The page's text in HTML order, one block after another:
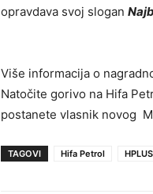
opravdava svoj slogan
Više informacija o
Natočite gorivo na Hifa
postanete vlasnik novog
TAGOVI Hifa Petrol